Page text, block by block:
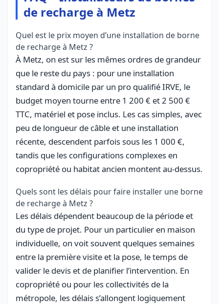
de recharge à Metz
Quel est le prix moyen d’une installation de borne
de recharge à Metz ?
À Metz, on est sur les mêmes ordres de grandeur
que le reste du pays : pour une installation
standard à domicile par un pro qualifié IRVE, le
budget moyen tourne entre 1 200 € et 2 500 €
TTC, matériel et pose inclus. Les cas simples, avec
peu de longueur de câble et une installation
récente, descendent parfois sous les 1 000 €,
tandis que les configurations complexes en
copropriété ou habitat ancien montent au-dessus.
Quels sont les délais pour faire installer une borne
de recharge à Metz ?
Les délais dépendent beaucoup de la période et
du type de projet. Pour un particulier en maison
individuelle, on voit souvent quelques semaines
entre la première visite et la pose, le temps de
valider le devis et de planifier l’intervention. En
copropriété ou pour les collectivités de la
métropole, les délais s’allongent logiquement